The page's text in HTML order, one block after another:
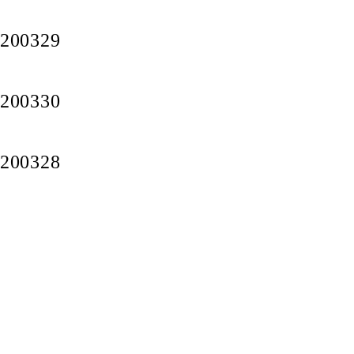
200329
200330
200328